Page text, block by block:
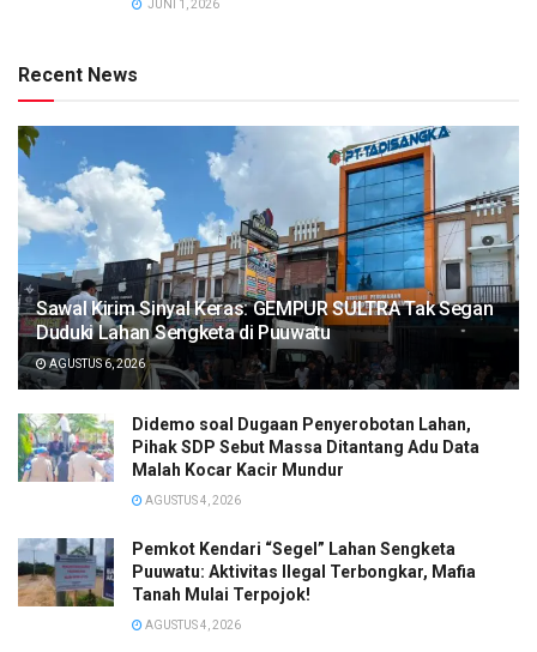
JUNI 1, 2026
Recent News
Sawal Kirim Sinyal Keras: GEMPUR SULTRA Tak Segan
Duduki Lahan Sengketa di Puuwatu
AGUSTUS 6, 2026
Didemo soal Dugaan Penyerobotan Lahan,
Pihak SDP Sebut Massa Ditantang Adu Data
Malah Kocar Kacir Mundur
AGUSTUS 4, 2026
Pemkot Kendari “Segel” Lahan Sengketa
Puuwatu: Aktivitas Ilegal Terbongkar, Mafia
Tanah Mulai Terpojok!
AGUSTUS 4, 2026